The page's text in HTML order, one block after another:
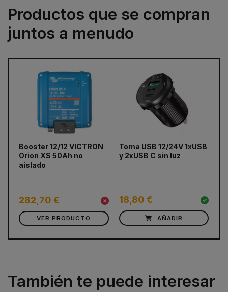
Productos que se compran
juntos a menudo
Booster 12/12 VICTRON
Orion XS 50Ah no
aislado
282,70 €
VER PRODUCTO
Toma USB 12/24V 1xUSB
y 2xUSB C sin luz
18,80 €
AÑADIR
prev next
También te puede interesar